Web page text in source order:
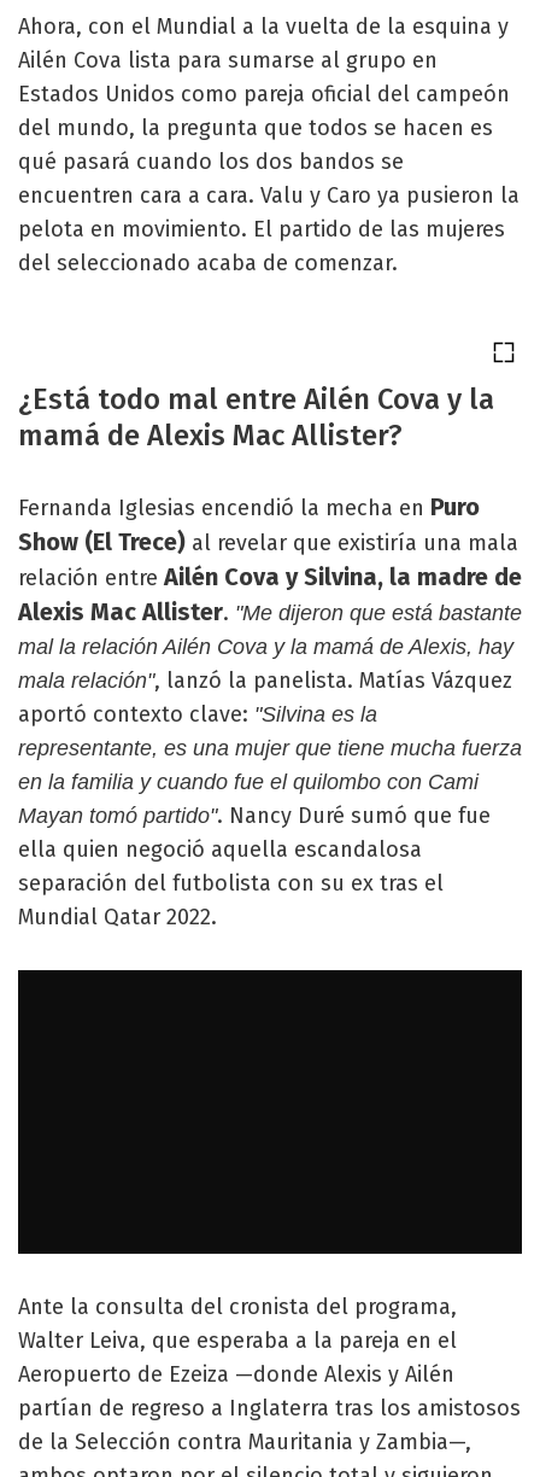
Ahora, con el Mundial a la vuelta de la esquina y
Ailén Cova lista para sumarse al grupo en
Estados Unidos como pareja oficial del campeón
del mundo, la pregunta que todos se hacen es
qué pasará cuando los dos bandos se
encuentren cara a cara. Valu y Caro ya pusieron la
pelota en movimiento. El partido de las mujeres
del seleccionado acaba de comenzar.
¿Está todo mal entre Ailén Cova y la
mamá de Alexis Mac Allister?
Fernanda Iglesias encendió la mecha en Puro
Show (El Trece) al revelar que existiría una mala
relación entre Ailén Cova y Silvina, la madre de
Alexis Mac Allister. "Me dijeron que está bastante
mal la relación Ailén Cova y la mamá de Alexis, hay
mala relación", lanzó la panelista. Matías Vázquez
aportó contexto clave: "Silvina es la
representante, es una mujer que tiene mucha fuerza
en la familia y cuando fue el quilombo con Cami
Mayan tomó partido". Nancy Duré sumó que fue
ella quien negoció aquella escandalosa
separación del futbolista con su ex tras el
Mundial Qatar 2022.
Ante la consulta del cronista del programa,
Walter Leiva, que esperaba a la pareja en el
Aeropuerto de Ezeiza —donde Alexis y Ailén
partían de regreso a Inglaterra tras los amistosos
de la Selección contra Mauritania y Zambia—,